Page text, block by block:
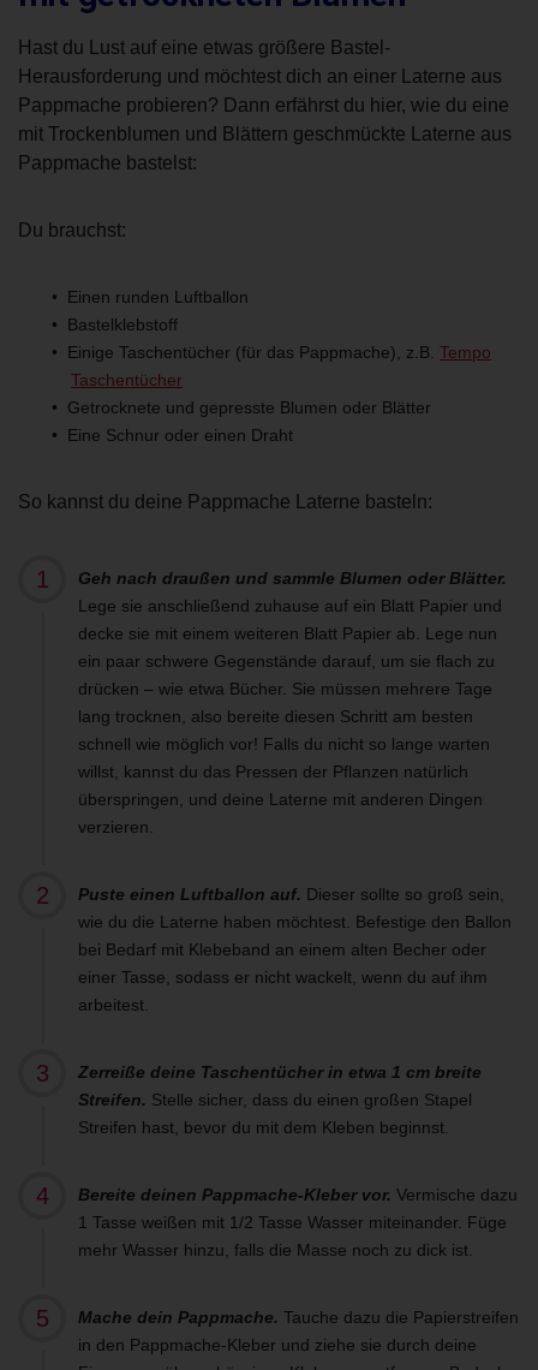
Hast du Lust auf eine etwas größere Bastel-
Herausforderung und möchtest dich an einer Laterne aus
Pappmache probieren? Dann erfährst du hier, wie du eine
mit Trockenblumen und Blättern geschmückte Laterne aus
Pappmache bastelst:
Du brauchst:
Einen runden Luftballon
Bastelklebstoff
Einige Taschentücher (für das Pappmache), z.B. Tempo
Taschentücher
Getrocknete und gepresste Blumen oder Blätter
Eine Schnur oder einen Draht
So kannst du deine Pappmache Laterne basteln:
Geh nach draußen und sammle Blumen oder Blätter.
Lege sie anschließend zuhause auf ein Blatt Papier und
decke sie mit einem weiteren Blatt Papier ab. Lege nun
ein paar schwere Gegenstände darauf, um sie flach zu
drücken – wie etwa Bücher. Sie müssen mehrere Tage
lang trocknen, also bereite diesen Schritt am besten
schnell wie möglich vor! Falls du nicht so lange warten
willst, kannst du das Pressen der Pflanzen natürlich
überspringen, und deine Laterne mit anderen Dingen
verzieren.
Puste einen Luftballon auf. Dieser sollte so groß sein,
wie du die Laterne haben möchtest. Befestige den Ballon
bei Bedarf mit Klebeband an einem alten Becher oder
einer Tasse, sodass er nicht wackelt, wenn du auf ihm
arbeitest.
Zerreiße deine Taschentücher in etwa 1 cm breite
Streifen. Stelle sicher, dass du einen großen Stapel
Streifen hast, bevor du mit dem Kleben beginnst.
Bereite deinen Pappmache-Kleber vor. Vermische dazu
1 Tasse weißen mit 1/2 Tasse Wasser miteinander. Füge
mehr Wasser hinzu, falls die Masse noch zu dick ist.
Mache dein Pappmache. Tauche dazu die Papierstreifen
in den Pappmache-Kleber und ziehe sie durch deine